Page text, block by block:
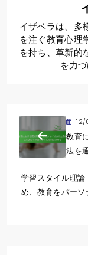
イザベラは、多
を注ぐ教育心理
を持ち、革新的
を力
教育
法を
学習スタイル理
め、教育をパー